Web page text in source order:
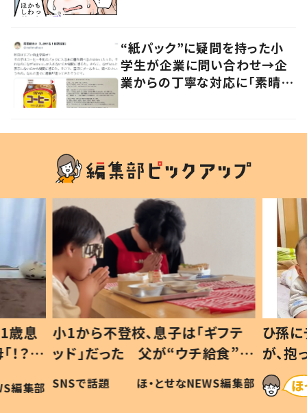
“紙パック”に疑問を持った小
学生が企業に問い合わせ→企
業からの丁寧な対応に「素晴ら
歳息
？」
編集部
小1から不登校、息子は「ギフテ
ッド」だった 父が“ウチ給食”を
作り続ける理由とは #令和の親
#令和の子
SNSで話題 ほ・とせなNEWS編集部
ひ孫
が、
「涙が
い」